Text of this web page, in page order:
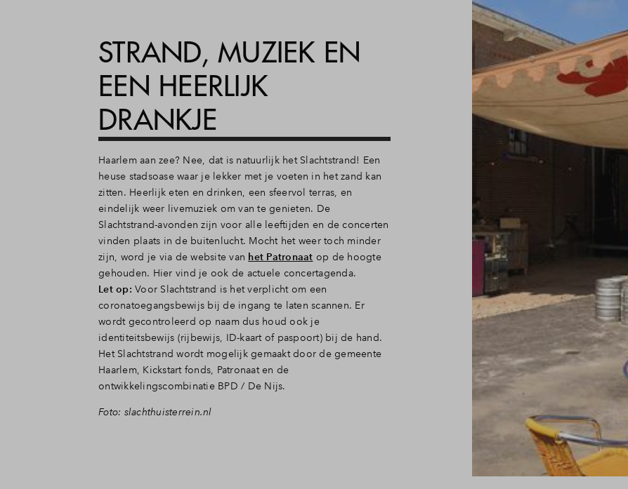
STRAND, MUZIEK EN
EEN HEERLIJK
DRANKJE
Haarlem aan zee? Nee, dat is natuurlijk het Slachtstrand! Een
heuse stadsoase waar je lekker met je voeten in het zand kan
zitten. Heerlijk eten en drinken, een sfeervol terras, en
eindelijk weer livemuziek om van te genieten. De
Slachtstrand-avonden zijn voor alle leeftijden en de concerten
vinden plaats in de buitenlucht. Mocht het weer toch minder
zijn, word je via de website van het Patronaat op de hoogte
gehouden. Hier vind je ook de actuele concertagenda.
Let op: Voor Slachtstrand is het verplicht om een
coronatoegangsbewijs bij de ingang te laten scannen. Er
wordt gecontroleerd op naam dus houd ook je
identiteitsbewijs (rijbewijs, ID-kaart of paspoort) bij de hand.
Het Slachtstrand wordt mogelijk gemaakt door de gemeente
Haarlem, Kickstart fonds, Patronaat en de
ontwikkelingscombinatie BPD / De Nijs.
Foto: slachthuisterrein.nl